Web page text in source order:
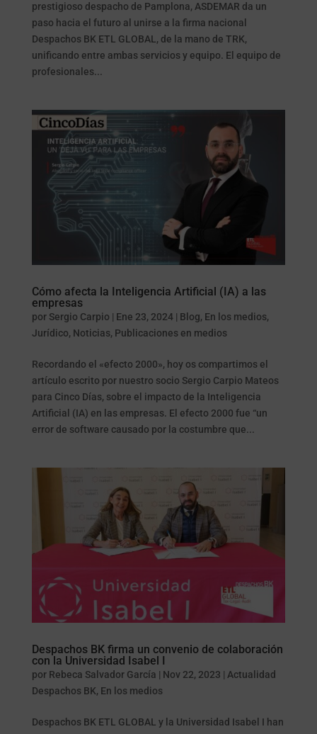
prestigioso despacho de Pamplona, ASDEMAR da un
paso hacia el futuro al unirse a la firma nacional
Despachos BK ETL GLOBAL, de la mano de TRK,
unificando entre ambas servicios y equipo. El equipo de
profesionales...
Cómo afecta la Inteligencia Artificial (IA) a las
empresas
por Sergio Carpio | Ene 23, 2024| Blog, En los medios,
Jurídico, Noticias, Publicaciones en medios
Recordando el «efecto 2000», hoy os compartimos el
artículo escrito por nuestro socio Sergio Carpio Mateos
para Cinco Días, sobre el impacto de la Inteligencia
Artificial (IA) en las empresas. El efecto 2000 fue “un
error de software causado por la costumbre que...
Despachos BK firma un convenio de colaboración
con la Universidad Isabel I
por Rebeca Salvador García | Nov 22, 2023 | Actualidad
Despachos BK, En los medios
Despachos BK ETL GLOBAL y la Universidad Isabel I han